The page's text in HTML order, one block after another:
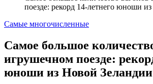
поезде: рекорд 14-летнего юноши
Опубликовано
Самые многочисленные
Самое большое
игрушечном поезде:
юноши из Новой Зеландии